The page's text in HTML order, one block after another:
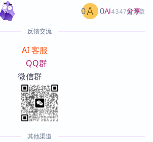
AI4347篇文章
0 0 分享
反馈交流
AI 客服
QQ群
微信群
其他渠道